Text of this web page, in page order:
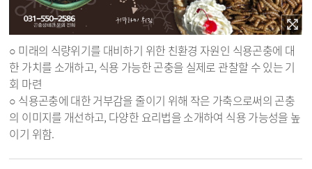
○ 미래의 식량위기를 대비하기 위한 친환경 자원인 식용곤충에 대
한 가치를 소개하고, 식용 가능한 곤충을 실제로 관찰할 수 있는 기
회 마련
○ 식용곤충에 대한 거부감을 줄이기 위해 작은 가축으로써의 곤충
의 이미지를 개선하고, 다양한 요리법을 소개하여 식용 가능성을 높
이기 위함.